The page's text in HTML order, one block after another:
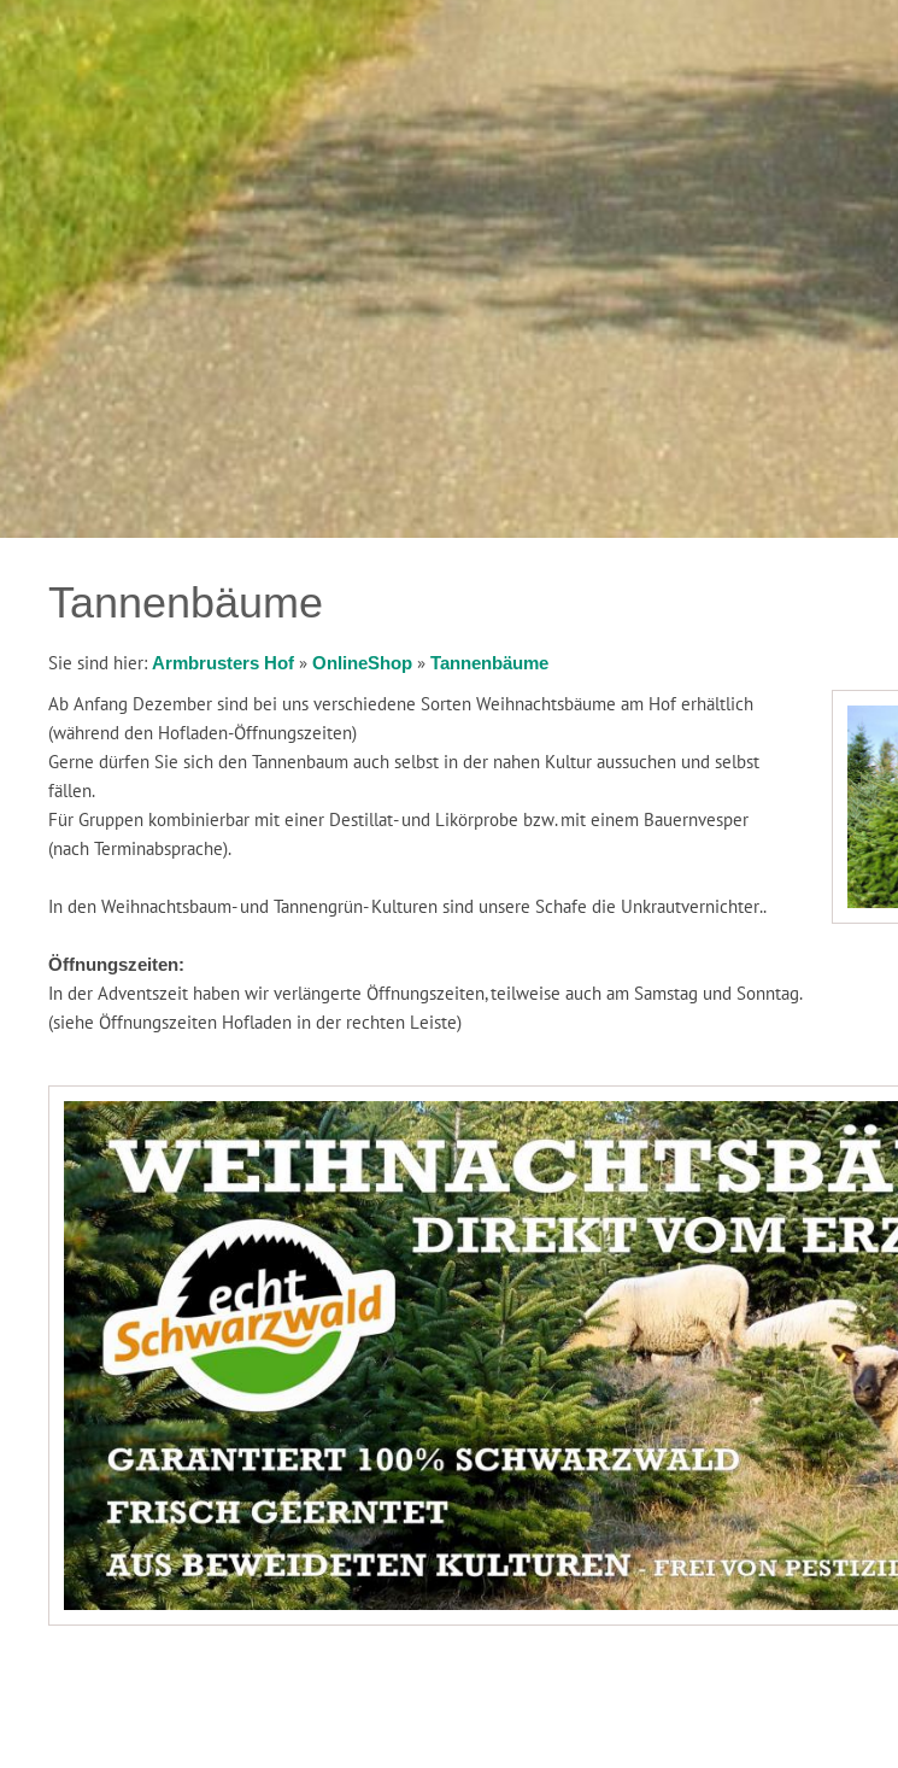
Tannenbäume
Sie sind hier: Armbrusters Hof » OnlineShop » Tannenbäume
Ab Anfang Dezember sind bei uns verschiedene Sorten Weihnachtsbäume am Hof erhältlich
(während den Hofladen-Öffnungszeiten)
Gerne dürfen Sie sich den Tannenbaum auch selbst in der nahen Kultur aussuchen und selbst
fällen.
Für Gruppen kombinierbar mit einer Destillat- und Likörprobe bzw. mit einem Bauernvesper
(nach Terminabsprache).
In den Weihnachtsbaum- und Tannengrün- Kulturen sind unsere Schafe die Unkrautvernichter..
Öffnungszeiten:
In der Adventszeit haben wir verlängerte Öffnungszeiten, teilweise auch am Samstag und Sonntag.
(siehe Öffnungszeiten Hofladen in der rechten Leiste)